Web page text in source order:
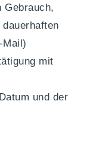
Gebrauch,
Mail)
mit
und der